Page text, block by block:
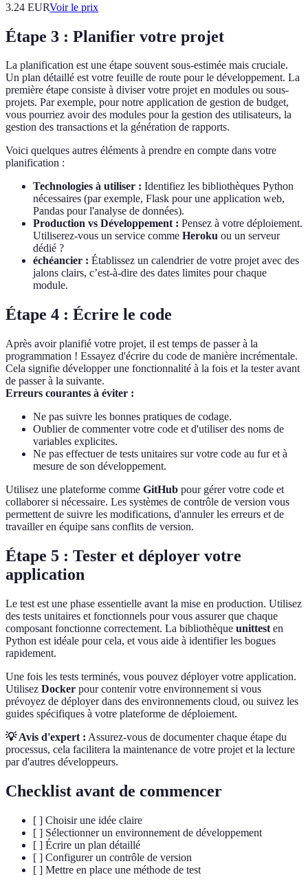
3.24 EURVoir le prix
Étape 3 : Planifier votre projet
La planification est une étape souvent sous-estimée mais cruciale.
Un plan détaillé est votre feuille de route pour le développement. La
première étape consiste à diviser votre projet en modules ou sous-
projets. Par exemple, pour notre application de gestion de budget,
vous pourriez avoir des modules pour la gestion des utilisateurs, la
gestion des transactions et la génération de rapports.
Voici quelques autres éléments à prendre en compte dans votre
planification :
Technologies à utiliser : Identifiez les bibliothèques Python
nécessaires (par exemple, Flask pour une application web,
Pandas pour l'analyse de données).
Production vs Développement : Pensez à votre déploiement.
Utiliserez-vous un service comme Heroku ou un serveur
dédié ?
échéancier : Établissez un calendrier de votre projet avec des
jalons clairs, c’est-à-dire des dates limites pour chaque
module.
Étape 4 : Écrire le code
Après avoir planifié votre projet, il est temps de passer à la
programmation ! Essayez d'écrire du code de manière incrémentale.
Cela signifie développer une fonctionnalité à la fois et la tester avant
de passer à la suivante.
Erreurs courantes à éviter :
Ne pas suivre les bonnes pratiques de codage.
Oublier de commenter votre code et d'utiliser des noms de
variables explicites.
Ne pas effectuer de tests unitaires sur votre code au fur et à
mesure de son développement.
Utilisez une plateforme comme GitHub pour gérer votre code et
collaborer si nécessaire. Les systèmes de contrôle de version vous
permettent de suivre les modifications, d'annuler les erreurs et de
travailler en équipe sans conflits de version.
Étape 5 : Tester et déployer votre
application
Le test est une phase essentielle avant la mise en production. Utilisez
des tests unitaires et fonctionnels pour vous assurer que chaque
composant fonctionne correctement. La bibliothèque unittest en
Python est idéale pour cela, et vous aide à identifier les bogues
rapidement.
Une fois les tests terminés, vous pouvez déployer votre application.
Utilisez Docker pour contenir votre environnement si vous
prévoyez de déployer dans des environnements cloud, ou suivez les
guides spécifiques à votre plateforme de déploiement.
💡 Avis d'expert : Assurez-vous de documenter chaque étape du
processus, cela facilitera la maintenance de votre projet et la lecture
par d'autres développeurs.
Checklist avant de commencer
[ ] Choisir une idée claire
[ ] Sélectionner un environnement de développement
[ ] Écrire un plan détaillé
[ ] Configurer un contrôle de version
[ ] Mettre en place une méthode de test